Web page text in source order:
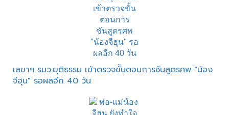
เลขาฯ รมว.ยุติธรรม เข้าตรวจขั้นตอนการชันสูตรศพ "น้อง
จีฮุน" รอผลอีก 40 วัน